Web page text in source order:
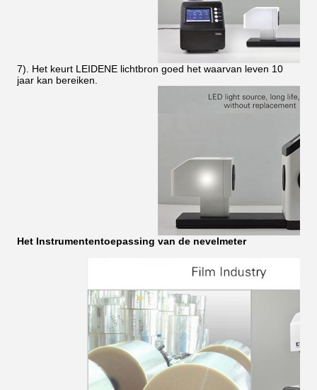
7). Het keurt LEIDENE lichtbron goed het waarvan leven 10
jaar kan bereiken.
Het Instrumententoepassing van de nevelmeter